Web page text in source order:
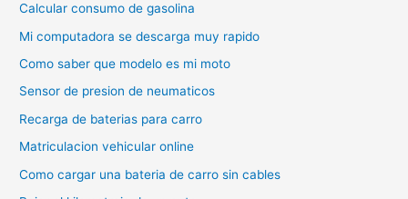
Calcular consumo de gasolina
Mi computadora se descarga muy rapido
Como saber que modelo es mi moto
Sensor de presion de neumaticos
Recarga de baterias para carro
Matriculacion vehicular online
Como cargar una bateria de carro sin cables